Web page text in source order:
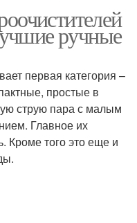
плесени
Пароочистители для
окон
Пароочиститель с
ручные
первая категория –
простые в
струю пара с малым
Главное их
Кроме того это еще и